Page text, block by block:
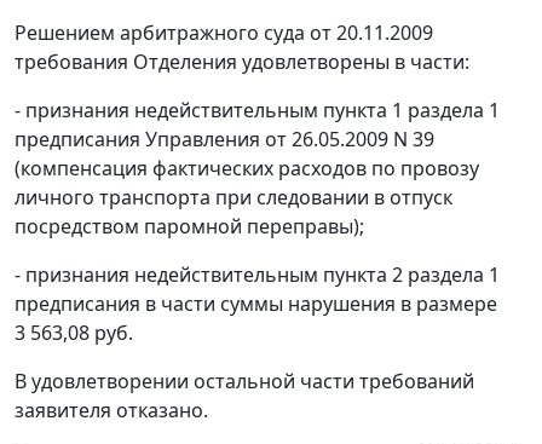
Решением арбитражного суда от 20.11.2009
требования Отделения удовлетворены в части:
- признания недействительным пункта 1 раздела 1
предписания Управления от 26.05.2009 N 39
(компенсация фактических расходов по провозу
личного транспорта при следовании в отпуск
посредством паромной переправы);
- признания недействительным пункта 2 раздела 1
предписания в части суммы нарушения в размере
3 563,08 руб.
В удовлетворении остальной части требований
заявителя отказано.